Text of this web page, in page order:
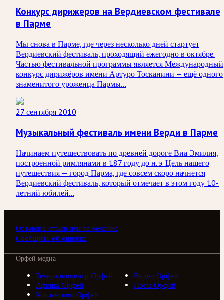
Конкурс дирижеров на Вердиевском фестивале
в Парме
Мы снова в Парме, где через несколько дней стартует
Вердиевский фестиваль, проходящий ежегодно в октябре.
Частью фестивальной программы является Международный
конкурс дирижёров имени Артуро Тосканини — ещё одного
знаменитого уроженца Пармы…
27 сентября 2010
Музыкальный фестиваль имени Верди в Парме
Начинаем путешествовать по древней дороге Виа Эмилия,
построенной римлянами в 187 году до н. э. Цель нашего
путешествия — город Парма, где совсем скоро начнется
Вердиевский фестиваль, который отмечает в этом году 10-
летний юбилей…
Оставить отзыв или пожелание
Сообщить об ошибке
Орфей медиа
Телерадиоцентр Орфей
Видео Орфей
Афиша Орфей
Ноты Орфей
Коллективы Орфей